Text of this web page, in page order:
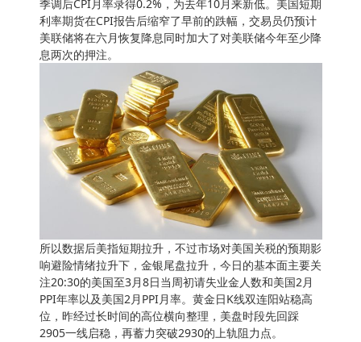
季调后CPI月率录得0.2%，为去年10月来新低。美国短期
利率期货在CPI报告后缩窄了早前的跌幅，交易员仍预计
美联储将在六月恢复降息同时加大了对美联储今年至少降
息两次的押注。
所以数据后美指短期拉升，不过市场对美国关税的预期影
响避险情绪拉升下，金银尾盘拉升，今日的基本面主要关
注20:30的美国至3月8日当周初请失业金人数和美国2月
PPI年率以及美国2月PPI月率。黄金日K线双连阳站稳高
位，昨经过长时间的高位横向整理，美盘时段先回踩
2905一线启稳，再蓄力突破2930的上轨阻力点。